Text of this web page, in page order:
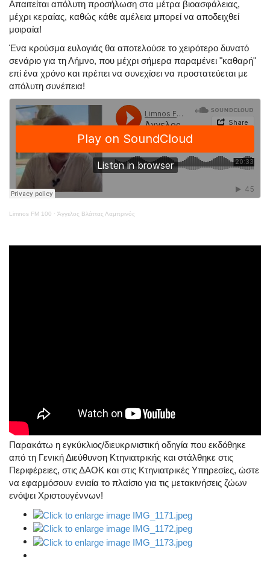
Απαιτείται απόλυτη προσήλωση στα μέτρα βιοασφάλειας,
μέχρι κεραίας, καθώς κάθε αμέλεια μπορεί να αποδειχθεί
μοιραία!
Ένα κρούσμα ευλογιάς θα αποτελούσε το χειρότερο δυνατό
σενάριο για τη Λήμνο, που μέχρι σήμερα παραμένει "καθαρή"
επί ένα χρόνο και πρέπει να συνεχίσει να προστατεύεται με
απόλυτη συνέπεια!
Limnos FM 100 · Άγγελος Βλάττας Λαμπρινός
Παρακάτω η εγκύκλιος/διευκρινιστική οδηγία που εκδόθηκε
από τη Γενική Διεύθυνση Κτηνιατρικής και στάλθηκε στις
Περιφέρειες, στις ΔΑΟΚ και στις Κτηνιατρικές Υπηρεσίες, ώστε
να εφαρμόσουν ενιαία το πλαίσιο για τις μετακινήσεις ζώων
ενόψει Χριστουγέννων!